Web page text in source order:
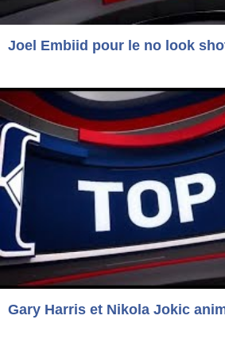
Joel Embiid pour le no look
Gary Harris et Nikola Jokic